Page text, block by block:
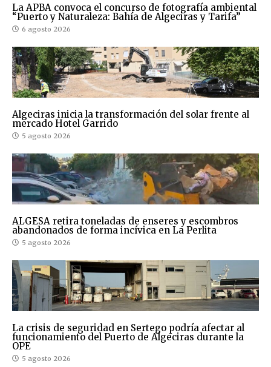
La APBA convoca el concurso de fotografía ambiental
“Puerto y Naturaleza: Bahía de Algeciras y Tarifa”
6 agosto 2026
Algeciras inicia la transformación del solar frente al
mercado Hotel Garrido
5 agosto 2026
ALGESA retira toneladas de enseres y escombros
abandonados de forma incívica en La Perlita
5 agosto 2026
La crisis de seguridad en Sertego podría afectar al
funcionamiento del Puerto de Algeciras durante la
OPE
5 agosto 2026